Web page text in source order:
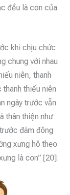
đều là con của
khi chịu chức
chung với nhau
niên, thanh
thanh thiếu niên
ngày trước vẫn
thân thiện như
đám đông
xưng hô theo
là con” [20].